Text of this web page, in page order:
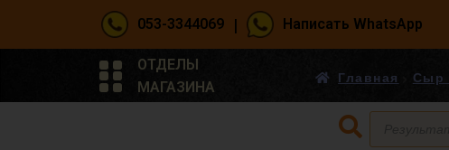
053-3344069 | Написать WhatsApp
ОТДЕЛЫ
МАГАЗИНА
Главная